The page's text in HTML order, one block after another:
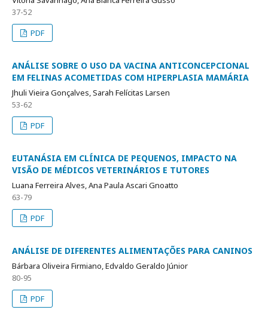
37-52
PDF
ANÁLISE SOBRE O USO DA VACINA ANTICONCEPCIONAL
EM FELINAS ACOMETIDAS COM HIPERPLASIA MAMÁRIA
Jhuli Vieira Gonçalves, Sarah Felícitas Larsen
53-62
PDF
EUTANÁSIA EM CLÍNICA DE PEQUENOS, IMPACTO NA
VISÃO DE MÉDICOS VETERINÁRIOS E TUTORES
Luana Ferreira Alves, Ana Paula Ascari Gnoatto
63-79
PDF
ANÁLISE DE DIFERENTES ALIMENTAÇÕES PARA CANINOS
Bárbara Oliveira Firmiano, Edvaldo Geraldo Júnior
80-95
PDF